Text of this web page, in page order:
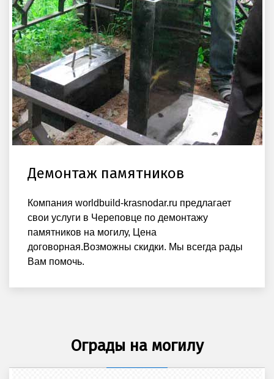
Демонтаж памятников
Компания worldbuild-krasnodar.ru предлагает
свои услуги в Череповце по демонтажу
памятников на могилу, Цена
договорная.Возможны скидки. Мы всегда рады
Вам помочь.
Ограды на могилу